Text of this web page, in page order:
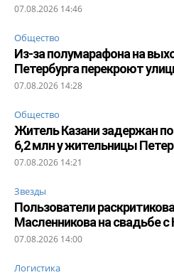
07.08.2026 14:46
Общество
Из-за полумарафона на
Петербурга перекроют
07.08.2026 14:28
Общество
Житель Казани задержан
6,2 млн у жительницы
07.08.2026 14:21
Звезды
Пользователи
Масленникова на свадьбе с
07.08.2026 14:00
Логистика